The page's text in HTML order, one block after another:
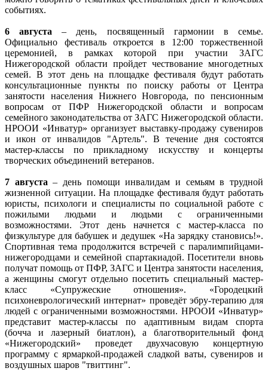
событиях.
6 августа – день, посвященный гармонии в семье.
Официально фестиваль откроется в 12:00 торжественной
церемонией, в рамках которой при участии ЗАГС
Нижегородской области пройдет чествование многодетных
семей. В этот день на площадке фестиваля будут работать
консультационные пункты по поиску работы от Центра
занятости населения Нижнего Новгорода, по пенсионным
вопросам от ПФР Нижегородской области и вопросам
семейного законодательства от ЗАГС Нижегородской области.
НРООИ «Инватур» организует выставку-продажу сувениров
и икон от инвалидов "Артель". В течение дня состоятся
мастер-классы по прикладному искусству и концерты
творческих объединений ветеранов.
7 августа – день помощи инвалидам и семьям в трудной
жизненной ситуации. На площадке фестиваля будут работать
юристы, психологи и специалисты по социальной работе с
пожилыми людьми и людьми с ограниченными
возможностями. Этот день начнется с мастер-класса по
физкультуре для бабушек и дедушек «На зарядку становись!».
Спортивная тема продолжится встречей с паралимпийцами-
нижегородцами и семейной спартакиадой. Посетители вновь
получат помощь от ПФР, ЗАГС и Центра занятости населения,
а женщины смогут отдельно посетить специальный мастер-
класс «Супружеские отношения». «Городецкий
психоневрологический интернат» проведёт эбру-терапию для
людей с ограниченными возможностями. НРООИ «Инватур»
представит мастер-классы по адаптивным видам спорта
(бочча и лазерный биатлон), а благотворительный фонд
«Нижегородский» проведет двухчасовую концертную
программу с ярмаркой-продажей сладкой ваты, сувениров и
воздушных шаров "твиттинг".